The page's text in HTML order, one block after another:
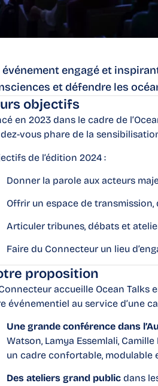
événement engagé et
et défendre les
objectifs
en 2023 dans le cadre de
vous phare de la
de l’édition 2024 :
Donner la parole aux acteurs
Offrir un espace de transmission,
Articuler tribunes, débats et
Faire du Connecteur un lieu
proposition
accueille Ocean
événementiel au service d’une
Une grande conférence dans
Watson, Lamya Essemlali,
un cadre confortable,
Des ateliers grand public dans